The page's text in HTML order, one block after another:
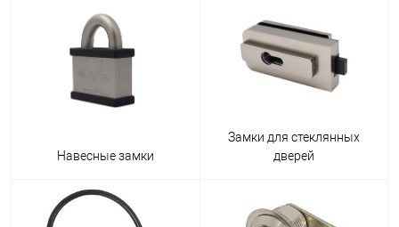
Навесные замки
Замки для стеклянных
дверей